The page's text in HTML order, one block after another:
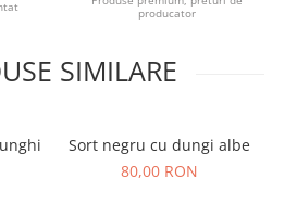
producator
SIMILARE
Sort negru cu dungi albe
80,00 RON